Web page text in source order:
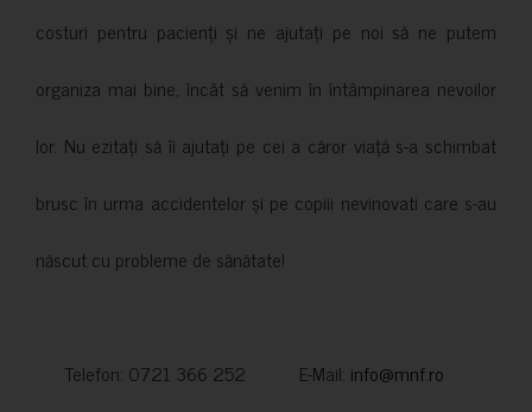
costuri pentru pacienți și ne ajutați pe noi să ne putem
organiza mai bine, încât să venim în întâmpinarea nevoilor
lor. Nu ezitați să îi ajutați pe cei a căror viață s-a schimbat
brusc în urma accidentelor și pe copiii nevinovati care s-au
născut cu probleme de sănătate!
Telefon: 0721 366 252 E-Mail: info@mnf.ro